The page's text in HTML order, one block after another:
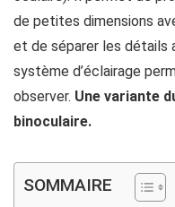
de petites dimensions
et de séparer les détails
système d’éclairage
observer. Une variante
binoculaire.
SOMMAIRE